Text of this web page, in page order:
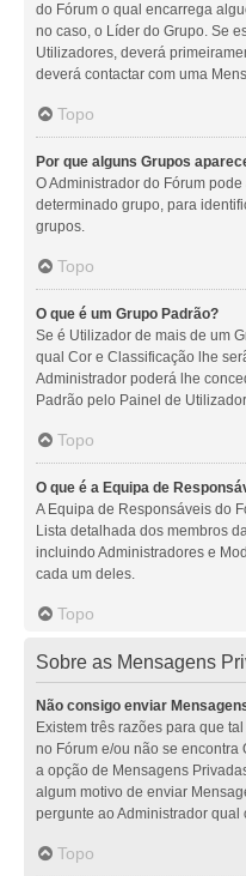
do Fórum o qual encarrega
no caso, o Líder do Grupo. Se
Utilizadores, deverá
deverá contactar com uma
Topo
Por que alguns Grupos
O Administrador do Fórum
determinado grupo, para
grupos.
Topo
O que é um Grupo Padrão?
Se é Utilizador de mais de um
qual Cor e Classificação lhe
Administrador poderá lhe
Padrão pelo Painel de
Topo
O que é a Equipa de
A Equipa de Responsáveis do
Lista detalhada dos membros
incluindo Administradores e
cada um deles.
Topo
Sobre as Mensagens
Não consigo enviar
Existem três razões para que
no Fórum e/ou não se encontra
a opção de Mensagens
algum motivo de enviar
pergunte ao Administrador
Topo